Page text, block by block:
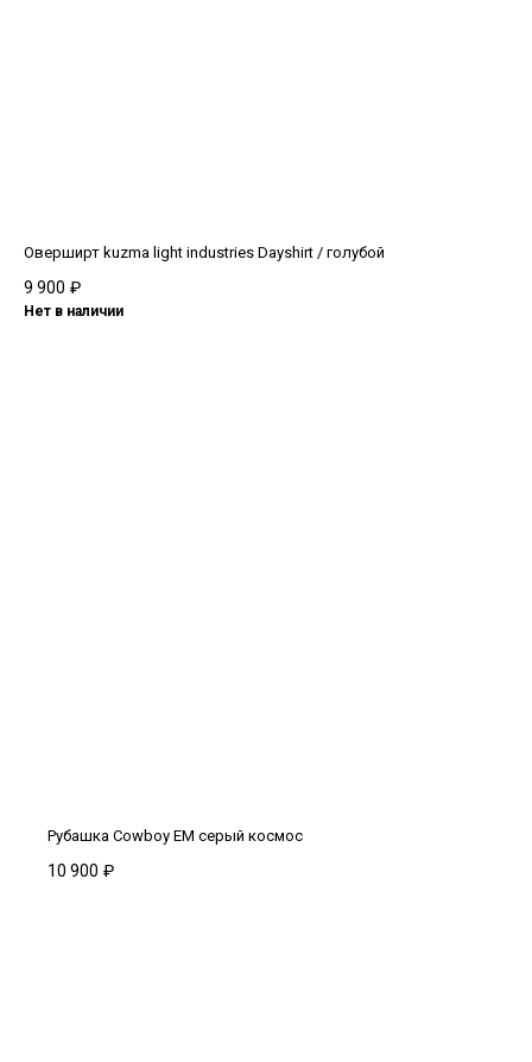
Оверширт kuzma light industries Dayshirt / голубой
9 900 ₽
Нет в наличии
Рубашка Cowboy EM серый космос
10 900 ₽